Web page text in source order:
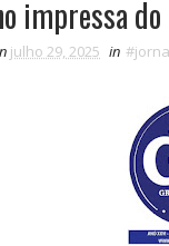
impressa
julho 29, 2025 in